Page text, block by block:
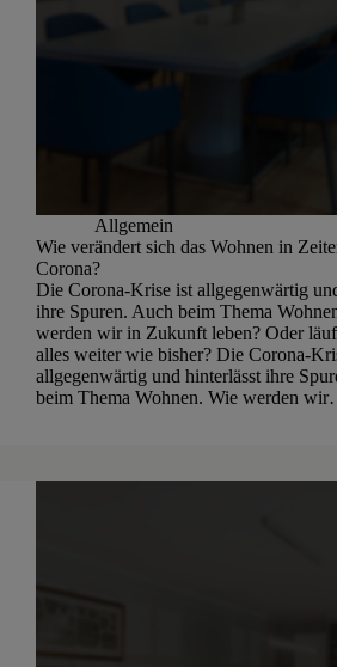
Allgemein
Wie verändert sich das Wohnen in
Corona?
Die Corona-Krise ist allgegenwärtig
ihre Spuren. Auch beim Thema
werden wir in Zukunft leben? Oder
alles weiter wie bisher? Die Corona-
allgegenwärtig und hinterlässt ihre
beim Thema Wohnen. Wie werden